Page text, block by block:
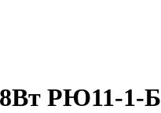
РЮ11-1-